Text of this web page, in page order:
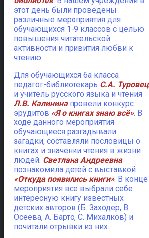
этот день были проведены
различные мероприятия для
обучающихся 1-9 классов с целью
повышения читательской
активности и привития любви к
чтению.
Для обучающихся 6а класса
педагог-библиотекарь С.А. Туровец
и учитель русского языка и чтения
Л.В. Калининапровели конкурс
эрудитов «Я о книгах знаю всё». В
ходе данного мероприятия
обучающиеся разгадывали
загадки, составляли пословицы о
книгах и значении чтения в жизни
людей. Светлана Андреевна
познакомила детей с выставкой
«Откуда появились книги». В конце
мероприятия все выбрали себе
интересную книгу известных
детских авторов (Б. Заходер, В.
Осеева, А. Барто, С. Михалков) и
почитали отрывки из них.